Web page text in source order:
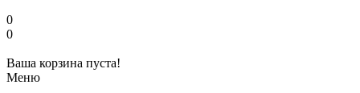
0
0
Ваша корзина пуста!
Меню